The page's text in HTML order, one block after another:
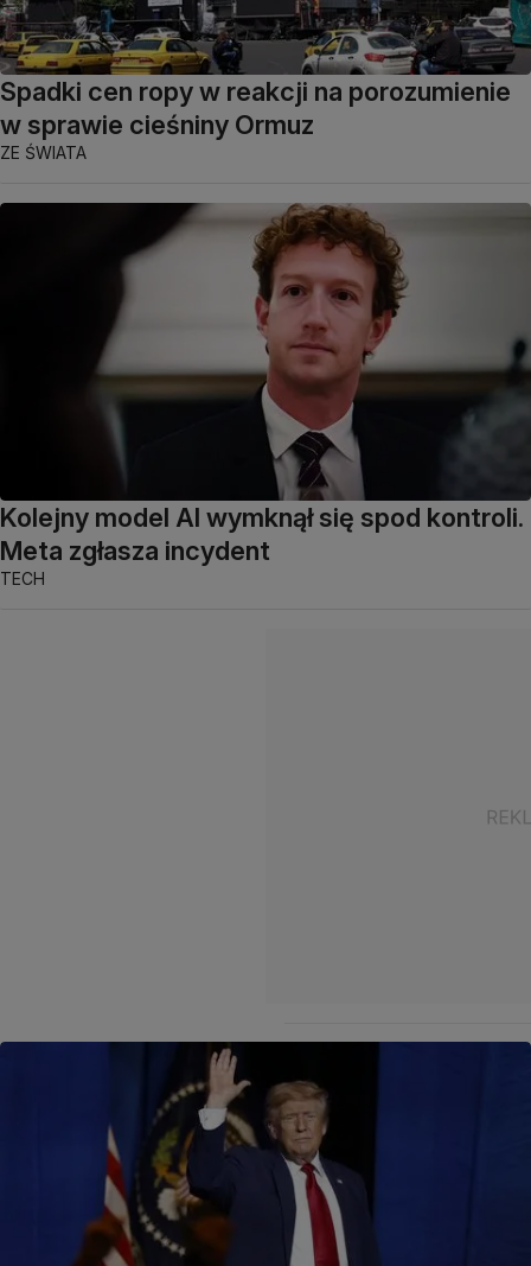
Spadki cen ropy w reakcji na porozumienie
w sprawie cieśniny Ormuz
ZE ŚWIATA
Kolejny model AI wymknął się spod kontroli.
Meta zgłasza incydent
TECH